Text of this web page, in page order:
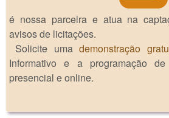
é nossa parceira e atua na
avisos de licitações.
Solicite umademonstração
Informativo e a programação
presencial e online.